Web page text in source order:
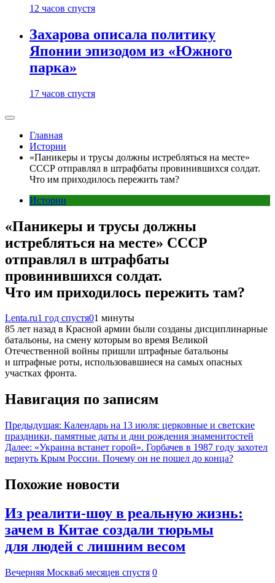
12 часов спустя
Захарова описала политику
Японии эпизодом из «Южного
парка»
17 часов спустя
Главная
Истории
«Паникеры и трусы должны истребляться на месте»
СССР отправлял в штрафбаты провинившихся солдат.
Что им приходилось пережить там?
Истории
«Паникеры и трусы должны
истребляться на месте» СССР
отправлял в штрафбаты
провинившихся солдат.
Что им приходилось пережить там?
Lenta.ru1 год спустя01 минуты
85 лет назад в Красной армии были созданы дисциплинарные
батальоны, на смену которым во время Великой
Отечественной войны пришли штрафные батальоны
и штрафные роты, использовавшиеся на самых опасных
участках фронта.
Навигация по записям
Предыдущая: Календарь на 13 июля: церковные и светские
праздники, памятные даты и дни рождения знаменитостей
Далее: «Украина встанет горой». Горбачев в 1987 году захотел
вернуть Крым России. Почему он не пошел до конца?
Похожие новости
Из реалити-шоу в реальную жизнь:
зачем в Китае создали тюрьмы
для людей с лишним весом
Вечерняя Москва6 месяцев спустя 0